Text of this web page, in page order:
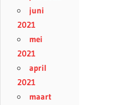
juni
2021
mei
2021
april
2021
maart